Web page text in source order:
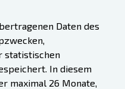
Daten des
statistischen
In diesem
maximal 26 Monate,